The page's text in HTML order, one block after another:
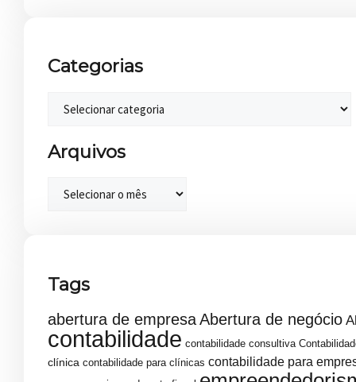
Categorias
Arquivos
Tags
abertura de empresaAbertura de negócio
contabilidade contabilidade consultiva
clínica contabilidade para clínicas contabilidade para